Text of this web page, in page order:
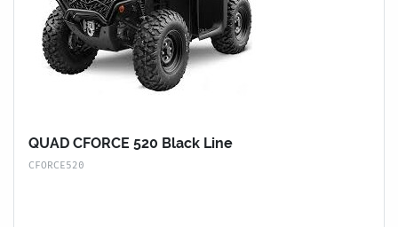
QUAD CFORCE 520 Black Line
CFORCE520